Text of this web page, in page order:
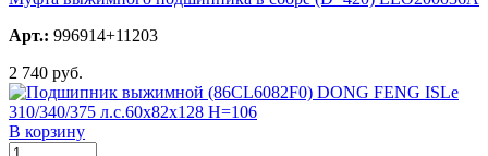
Арт.: 996914+11203
2 740 руб.
В корзину